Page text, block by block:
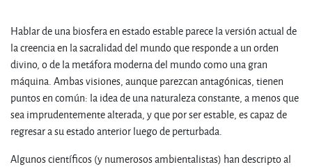
Hablar de una biosfera en estado estable parece la versión actual de
la creencia en la sacralidad del mundo que responde a un orden
divino, o de la metáfora moderna del mundo como una gran
máquina. Ambas visiones, aunque parezcan antagónicas, tienen
puntos en común: la idea de una naturaleza constante, a menos que
sea imprudentemente alterada, y que por ser estable, es capaz de
regresar a su estado anterior luego de perturbada.
Algunos científicos (y numerosos ambientalistas) han descripto al